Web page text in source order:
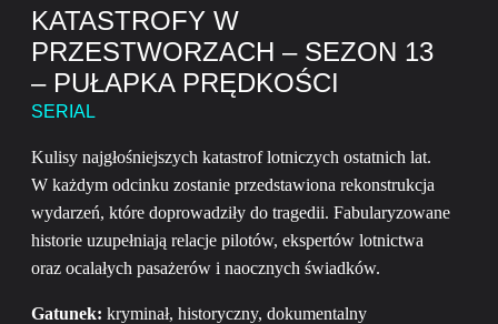
KATASTROFY W
PRZESTWORZACH – SEZON 13
– PUŁAPKA PRĘDKOŚCI
SERIAL
Kulisy najgłośniejszych katastrof lotniczych ostatnich lat.
W każdym odcinku zostanie przedstawiona rekonstrukcja
wydarzeń, które doprowadziły do tragedii. Fabularyzowane
historie uzupełniają relacje pilotów, ekspertów lotnictwa
oraz ocalałych pasażerów i naocznych świadków.
Gatunek: kryminał, historyczny, dokumentalny